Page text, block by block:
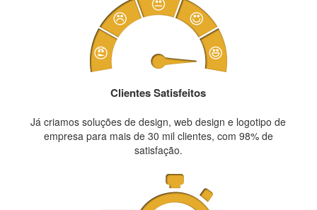
Clientes Satisfeitos
Já criamos soluções de design, web design e logotipo de
empresa para mais de 30 mil clientes, com 98% de
satisfação.